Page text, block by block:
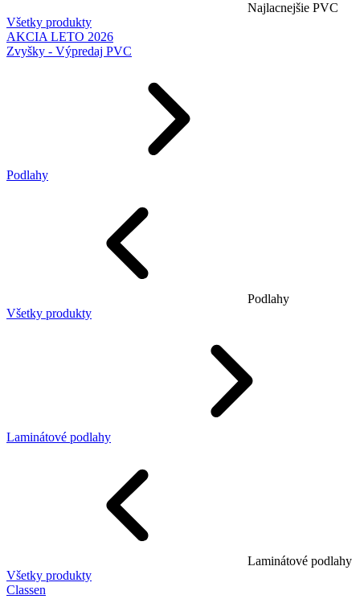
Najlacnejšie PVC
Všetky produkty
AKCIA LETO 2026
Zvyšky - Výpredaj PVC
Podlahy
Podlahy
Všetky produkty
Laminátové podlahy
Laminátové podlahy
Všetky produkty
Classen